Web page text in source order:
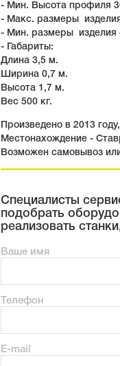
- Мин. Высота профиля
- Макс. размеры
- Мин. размеры изделия
- Габариты:
Длина 3,5 м.
Ширина 0,7 м.
Высота 1,7 м.
Вес 500 кг.
Произведено в 2013
Местонахождение -
Возможен самовывоз
Специалисты
подобрать
реализовать
Ваше имя
Телефон
E-mail